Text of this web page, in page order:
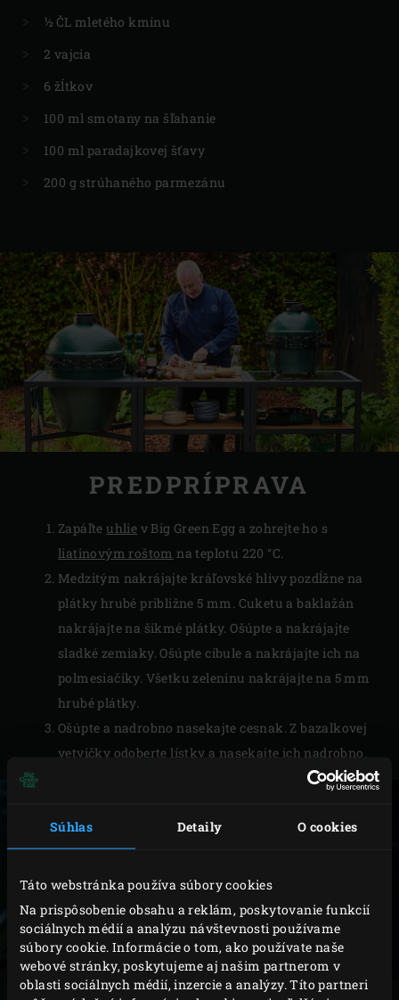
Súhlas Detaily O cookies
Táto webstránka používa súbory cookies
Na prispôsobenie obsahu a reklám, poskytovanie funkcií
sociálnych médií a analýzu návštevnosti používame
súbory cookie. Informácie o tom, ako používate naše
webové stránky, poskytujeme aj našim partnerom v
oblasti sociálnych médií, inzercie a analýzy. Títo partneri
½ ČL mletého kmínu
2 vajcia
6 žĺtkov
100 ml smotany na šľahanie
100 ml paradajkovej šťavy
200 g strúhaného parmezánu
PREDPRÍPRAVA
Zapáľte uhlie v Big Green Egg a zohrejte ho s
liatinovým roštom na teplotu 220 °C.
Medzitým nakrájajte kráľovské hlivy pozdĺžne na
plátky hrubé približne 5 mm. Cuketu a baklažán
nakrájajte na šikmé plátky. Ošúpte a nakrájajte
sladké zemiaky. Ošúpte cibule a nakrájajte ich na
polmesiačiky. Všetku zeleninu nakrájajte na 5 mm
hrubé plátky.
Ošúpte a nadrobno nasekajte cesnak. Z bazalkovej
vetvičky odoberte lístky a nasekajte ich nadrobno.